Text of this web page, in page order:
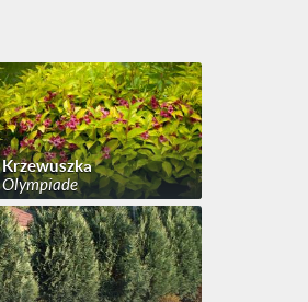
Krzewuszka
Olympiade